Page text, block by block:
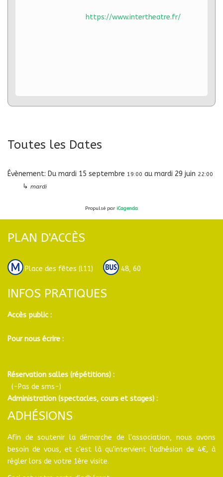
https://www.intertheatre.fr/
Toutes les Dates
Évènement: Du mardi 15 septembre 19:00 au mardi 29 juin 22:00
↳ mardi
Propulsé par iCagenda
PLAN D'ACCÈS
Place des fêtes (l11) 48, 60
INFOS PRATIQUES
Accès public :
Pour nous écrire :
Réservation salles (répétitions) :
(-Pas de sms-)
Administration (spectacles, cours et stages) :
ADHÉSIONS
Afin de soutenir la démarche de l'association, nous avons
besoin de vous, et c'est là qu'intervient l'adhésion de 4€, à
régler lors de votre 1ère visite.